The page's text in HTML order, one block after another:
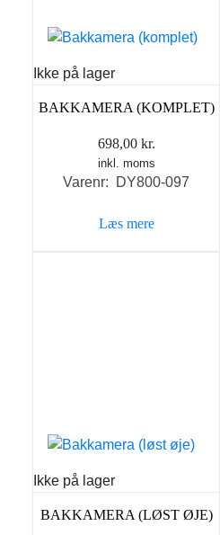
Ikke på lager
BAKKAMERA (KOMPLET)
698,00 kr.
inkl. moms
Varenr: DY800-097
Læs mere
Ikke på lager
BAKKAMERA (LØST ØJE)